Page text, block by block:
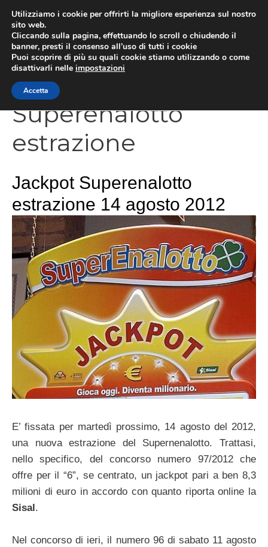
contenuto
Superenalotto
estrazione
Jackpot Superenalotto
estrazione 14 agosto 2012
E’ fissata per martedì prossimo, 14 agosto del 2012,
una nuova estrazione del Supernenalotto. Trattasi,
nello specifico, del concorso numero 97/2012 che
offre per il “6”, se centrato, un jackpot pari a ben 8,3
milioni di euro in accordo con quanto riporta online la
Sisal .
Nel concorso di ieri, il numero 96 di sabato 11 agosto
Utilizziamo i cookie per offrirti la migliore esperienza sul nostro
sito web.
Cliccando sulla pagina, effettuando lo scroll o chiudendo il
banner, presti il consenso all’uso di tutti i cookie
Puoi scoprire di più su quali cookie stiamo utilizzando o come
disattivarli nelle impostazioni
Accetta